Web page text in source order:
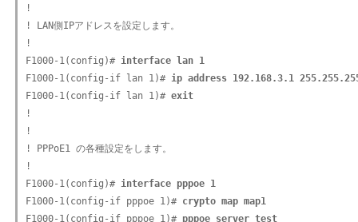
!
! LAN側IPアドレスを設定します。
!
F1000-1(config)# interface lan 1
F1000-1(config-if lan 1)# ip address 192.168.3.1
F1000-1(config-if lan 1)# exit
!
!
! PPPoE1 の各種設定をします。
!
F1000-1(config)# interface pppoe 1
F1000-1(config-if pppoe 1)# crypto map map1
F1000-1(config-if pppoe 1)# pppoe server test